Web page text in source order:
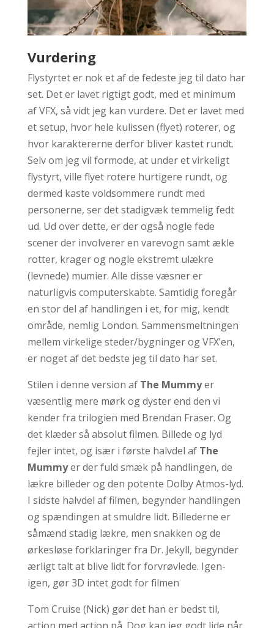
Vurdering
Flystyrtet er nok et af de fedeste jeg til dato har
set. Det er lavet rigtigt godt, med et minimum
af VFX, så vidt jeg kan vurdere. Det er lavet med
et setup, hvor hele kulissen (flyet) roterer, og
hvor karaktererne derfor bliver kastet rundt.
Selv om jeg vil formode, at under et virkeligt
flystyrt, ville flyet rotere hurtigere rundt, og
dermed kaste voldsommere rundt med
personerne, ser det stadigvæk temmelig fedt
ud. Ud over dette, er der også nogle fede
scener der involverer en varevogn samt ækle
rotter, krager og nogle ekstremt ulækre
(levnede) mumier. Alle disse væsner er
naturligvis computerskabte. Samtidig foregår
en stor del af handlingen i et, for mig, kendt
område, nemlig London. Sammensmeltningen
mellem virkelige steder/bygninger og VFX’en,
er noget af det bedste jeg til dato har set.
Stilen i denne version af The Mummyer
væsentlig mere mørk og dyster end den vi
kender fra trilogien med Brendan Fraser. Og
det klæder så absolut filmen. Billede og lyd
fejler intet, og især i første halvdel af The
Mummyer der fuld smæk på handlingen, de
lækre billeder og den potente Dolby Atmos-lyd.
I sidste halvdel af filmen, begynder handlingen
og spændingen at smuldre lidt. Billederne er
såmænd stadig lækre, men snakken og de
ørkesløse forklaringer fra Dr. Jekyll, begynder
ærligt talt at blive lidt for forvrøvlede. Igen-
igen, gør 3D intet godt for filmen
Tom Cruise (Nick) gør det han er bedst til,